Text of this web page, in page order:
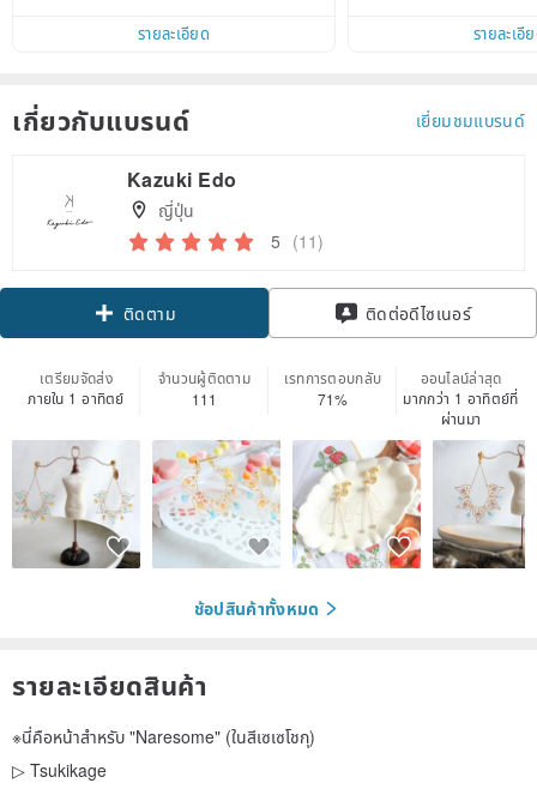
รายละเอียด
รายละเอี
เกี่ยวกับแบรนด์ เยี่ยมชมแบรนด์
Kazuki Edo
ญี่ปุ่น
5 (11)
ติดตาม ติดต่อดีไซเนอร์
เตรียมจัดส่ง
ภายใน 1 อาทิตย์
จำนวนผู้ติดตาม
111
เรทการตอบกลับ
71%
ออนไลน์ล่าสุด
มากกว่า 1 อาทิตย์ที่
ผ่านมา
ช้อปสินค้าทั้งหมด
รายละเอียดสินค้า
※นี่คือหน้าสำหรับ "Naresome" (ในสีเซเซโชกุ)
▷ Tsukikage